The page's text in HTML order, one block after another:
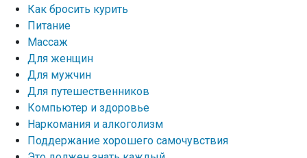
Как бросить курить
Питание
Массаж
Для женщин
Для мужчин
Для путешественников
Компьютер и здоровье
Наркомания и алкоголизм
Поддержание хорошего самочувствия